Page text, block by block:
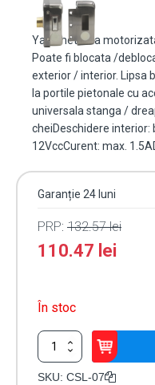
Yala metalica
Poate fi blocata /
exterior / interior. Lipsa
la portile pietonale cu
universala stanga /
cheiDeschidere interior:
12VccCurent: max.
Garanție 24 luni
PRP: 132.57lei
110.47 lei
În stoc
Cantitate
Yala
electromagnetica
SKU: CSL-07